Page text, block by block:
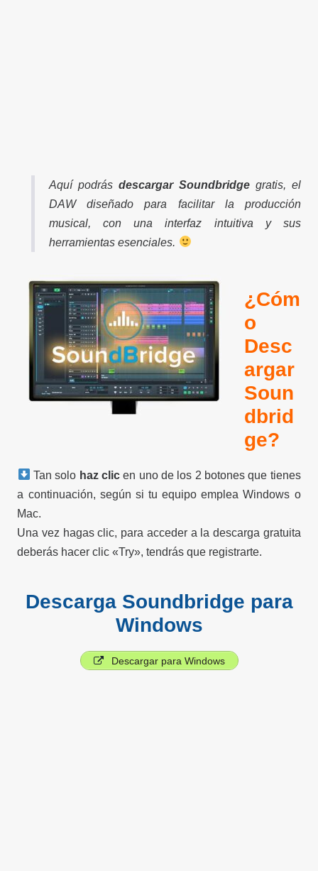
Aquí podrás descargar Soundbridgegratis, el
DAW diseñado para facilitar la producción
musical, con una interfaz intuitiva y sus
herramientas esenciales.
¿Cóm
o
Desc
argar
Soun
dbrid
ge?
Tan solo haz clicen uno de los 2 botones que tienes
a continuación, según si tu equipo emplea Windows o
Mac.
Una vez hagas clic, para acceder a la descarga gratuita
deberás hacer clic «Try», tendrás que registrarte.
Descarga Soundbridge para
Windows
Descargar para Windows